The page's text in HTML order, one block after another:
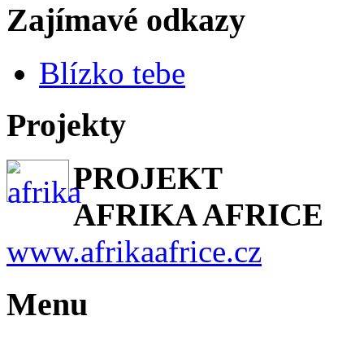
Zajímavé odkazy
Blízko tebe
Projekty
PROJEKT
AFRIKA AFRICE
www.afrikaafrice.cz
Menu